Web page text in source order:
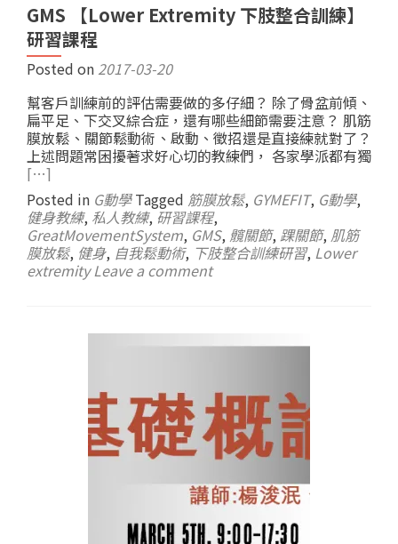
GMS 【Lower Extremity 下肢整合訓練】
研習課程
Posted on 2017-03-20
幫客戶訓練前的評估需要做的多仔細？ 除了骨盆前傾、
扁平足、下交叉綜合症，還有哪些細節需要注意？ 肌筋
膜放鬆、關節鬆動術、啟動、徵招還是直接練就對了？
上述問題常困擾著求好心切的教練們， 各家學派都有獨
[…]
Posted in G動學 Tagged 筋膜放鬆, GYMEFIT, G動學,
健身教練, 私人教練, 研習課程,
GreatMovementSystem, GMS, 髖關節, 踝關節, 肌筋
膜放鬆, 健身, 自我鬆動術, 下肢整合訓練研習, Lower
extremity Leave a comment